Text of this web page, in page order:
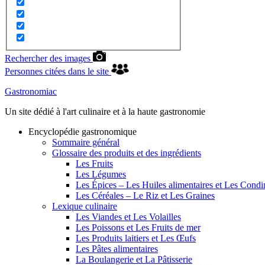
Rechercher des images
Personnes citées dans le site
Gastronomiac
Un site dédié à l'art culinaire et à la haute gastronomie
Encyclopédie gastronomique
Sommaire général
Glossaire des produits et des ingrédients
Les Fruits
Les Légumes
Les Épices – Les Huiles alimentaires et Les
Les Céréales – Le Riz et Les Graines
Lexique culinaire
Les Viandes et Les Volailles
Les Poissons et Les Fruits de mer
Les Produits laitiers et Les Œufs
Les Pâtes alimentaires
La Boulangerie et La Pâtisserie